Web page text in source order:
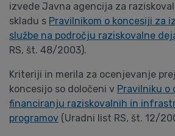
izvede Javna agencija za
skladu s Pravilnikom o koncesiji za
službe na področju raziskovalne
RS, št. 48/2003).
Kriteriji in merila za ocenjevanje
koncesijo so določeni v Pravilniku o
financiranju raziskovalnih in
programov (Uradni list RS, št. 12/